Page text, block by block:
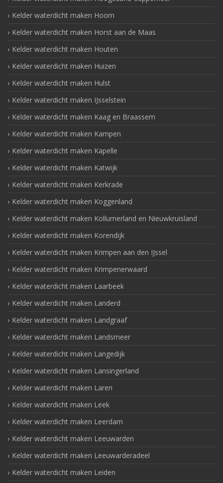
Kelder waterdicht maken Hoorn
Kelder waterdicht maken Horst aan de Maas
Kelder waterdicht maken Houten
Kelder waterdicht maken Huizen
Kelder waterdicht maken Hulst
Kelder waterdicht maken IJsselstein
Kelder waterdicht maken Kaag en Braassem
Kelder waterdicht maken Kampen
Kelder waterdicht maken Kapelle
Kelder waterdicht maken Katwijk
Kelder waterdicht maken Kerkrade
Kelder waterdicht maken Koggenland
Kelder waterdicht maken Kollumerland en Nieuwkruisland
Kelder waterdicht maken Korendijk
Kelder waterdicht maken Krimpen aan den IJssel
Kelder waterdicht maken Krimpenerwaard
Kelder waterdicht maken Laarbeek
Kelder waterdicht maken Landerd
Kelder waterdicht maken Landgraaf
Kelder waterdicht maken Landsmeer
Kelder waterdicht maken Langedijk
Kelder waterdicht maken Lansingerland
Kelder waterdicht maken Laren
Kelder waterdicht maken Leek
Kelder waterdicht maken Leerdam
Kelder waterdicht maken Leeuwarden
Kelder waterdicht maken Leeuwarderadeel
Kelder waterdicht maken Leiden